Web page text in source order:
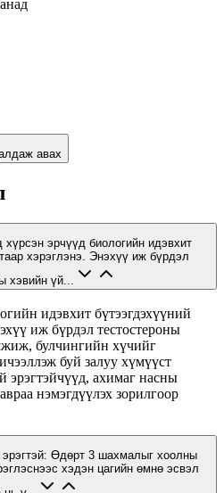
авах
хүрсэн эрчүүд биологийн идэвхит
хэрэглэнэ. Энэхүү иж бүрдэл
хэвийн үй...
идэвхит бүтээгдэхүүний
иж бүрдэл тестостероны
булчингийн хүчийг
буй залуу хүмүүст
эрэгтэйчүүд, ахимаг насны
нэмэгдүүлэх зорилгоор
Өдөрт 3 шахмалыг хоолны
хэдэн цагийн өмнө эсвэл